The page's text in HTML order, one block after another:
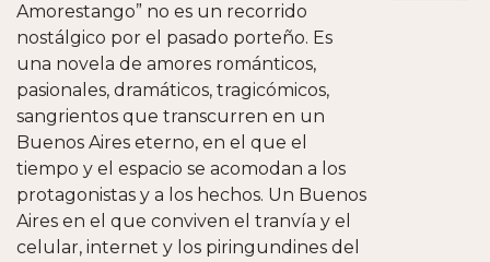
Amorestango” no es un recorrido
nostálgico por el pasado porteño. Es
una novela de amores románticos,
pasionales, dramáticos, tragicómicos,
sangrientos que transcurren en un
Buenos Aires eterno, en el que el
tiempo y el espacio se acomodan a los
protagonistas y a los hechos. Un Buenos
Aires en el que conviven el tranvía y el
celular, internet y los piringundines del